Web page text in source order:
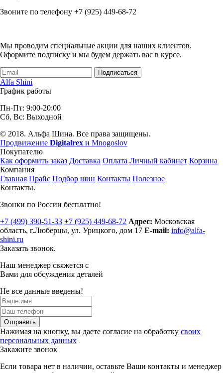
Звоните по телефону +7 (925) 449-68-72
Мы проводим специальные акции для наших клиентов.
Оформите подписку и мы будем держать вас в курсе.
Подписаться
Alfa Shini
График работы
Пн-Пт: 9:00-20:00
Сб, Вс: Выходной
© 2018. Альфа Шина. Все права защищены.
Продвижение Digitalrex и Mnogoslov
Покупателю
Как оформить заказ Доставка Оплата Личный кабинет Корзина
Компания
Главная Прайс Подбор шин Контакты Полезное
Контакты.
Звонки по России бесплатно!
+7 (499) 390-51-33 +7 (925) 449-68-72 Адрес: Московская
область, г.Люберцы, ул. Урицкого, дом 17 E-mail: info@alfa-
shini.ru
Заказать звонок.
Наш менеджер свяжется с
Вами для обсуждения деталей
Не все данные введены!
Отправить
Нажимая на кнопку, вы даете согласие на обработку своих
персональных данных
Закажите звонок
Если товара нет в наличии, оставьте Ваши контакты и менеджер